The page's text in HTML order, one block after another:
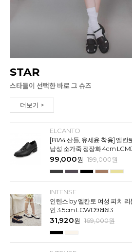
STAR
스타들이 선택한 바로 그 슈즈
더보기 >
ELCANTO
[B1A4 산들, 유세윤 착용] 엘칸
남성 소가죽 정장화 4cm
99,000원 199,000원
INTENSE
인텐스 by 엘칸토 여성 피치 리
인 3.5cm LCWD96I613
31,920원 169,000원